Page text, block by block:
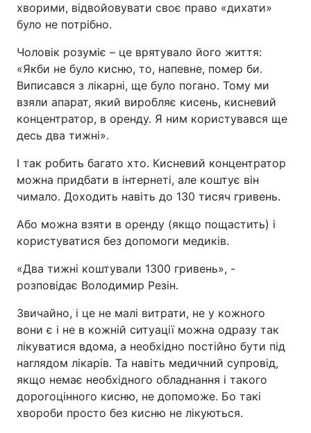
хворими, відвойовувати своє право «дихати»
було не потрібно.
Чоловік розуміє – це врятувало його життя:
«Якби не було кисню, то, напевне, помер би.
Виписався з лікарні, ще було погано. Тому ми
взяли апарат, який виробляє кисень, кисневий
концентратор, в оренду. Я ним користувався ще
десь два тижні».
І так робить багато хто. Кисневий концентратор
можна придбати в інтернеті, але коштує він
чимало. Доходить навіть до 130 тисяч гривень.
Або можна взяти в оренду (якщо пощастить) і
користуватися без допомоги медиків.
«Два тижні коштували 1300 гривень», -
розповідає Володимир Резін.
Звичайно, і це не малі витрати, не у кожного
вони є і не в кожній ситуації можна одразу так
лікуватися вдома, а необхідно постійно бути під
наглядом лікарів. Та навіть медичний супровід,
якщо немає необхідного обладнання і такого
дорогоцінного кисню, не допоможе. Бо такі
хвороби просто без кисню не лікуються.